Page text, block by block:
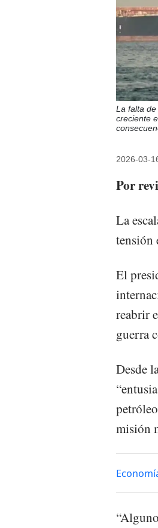
La falta
creciente
2026-03-
Por
La
tensión
El
reabrir
guerra
Desde
misión